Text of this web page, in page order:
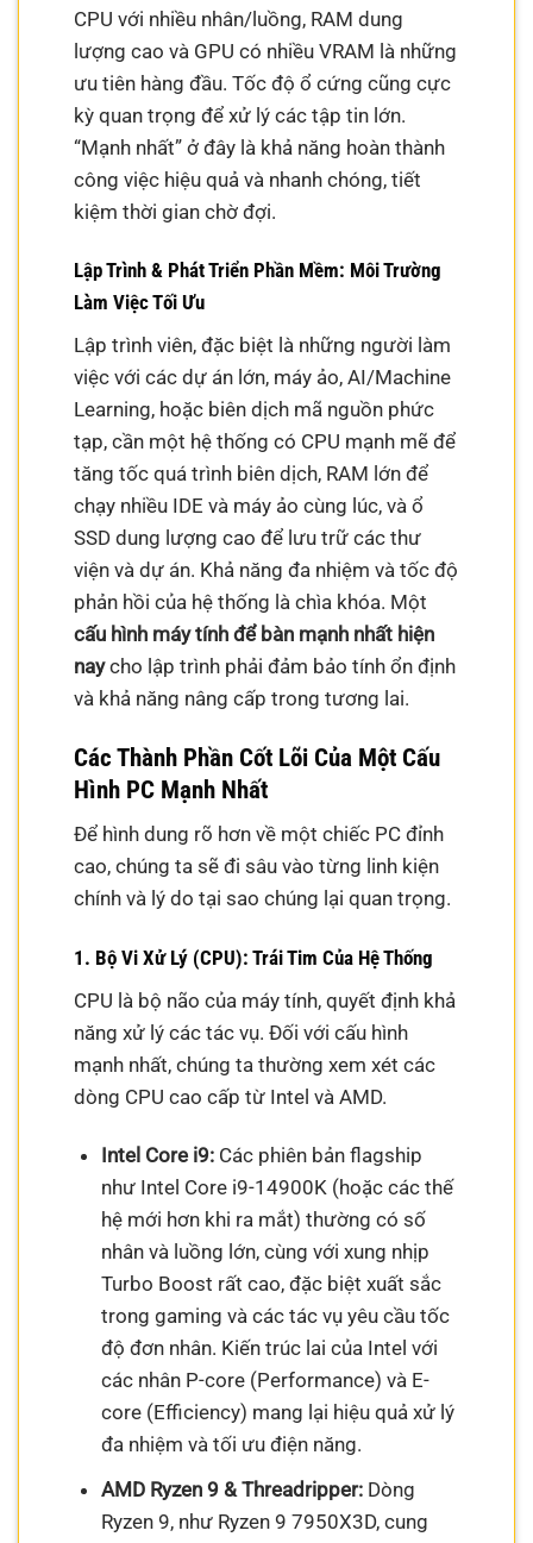
CPU với nhiều nhân/luồng, RAM dung
lượng cao và GPU có nhiều VRAM là những
ưu tiên hàng đầu. Tốc độ ổ cứng cũng cực
kỳ quan trọng để xử lý các tập tin lớn.
“Mạnh nhất” ở đây là khả năng hoàn thành
công việc hiệu quả và nhanh chóng, tiết
kiệm thời gian chờ đợi.
Lập Trình & Phát Triển Phần Mềm: Môi Trường
Làm Việc Tối Ưu
Lập trình viên, đặc biệt là những người làm
việc với các dự án lớn, máy ảo, AI/Machine
Learning, hoặc biên dịch mã nguồn phức
tạp, cần một hệ thống có CPU mạnh mẽ để
tăng tốc quá trình biên dịch, RAM lớn để
chạy nhiều IDE và máy ảo cùng lúc, và ổ
SSD dung lượng cao để lưu trữ các thư
viện và dự án. Khả năng đa nhiệm và tốc độ
phản hồi của hệ thống là chìa khóa. Một
cấu hình máy tính để bàn mạnh nhất hiện
naycho lập trình phải đảm bảo tính ổn định
và khả năng nâng cấp trong tương lai.
Các Thành Phần Cốt Lõi Của Một Cấu
Hình PC Mạnh Nhất
Để hình dung rõ hơn về một chiếc PC đỉnh
cao, chúng ta sẽ đi sâu vào từng linh kiện
chính và lý do tại sao chúng lại quan trọng.
1. Bộ Vi Xử Lý (CPU): Trái Tim Của Hệ Thống
CPU là bộ não của máy tính, quyết định khả
năng xử lý các tác vụ. Đối với cấu hình
mạnh nhất, chúng ta thường xem xét các
dòng CPU cao cấp từ Intel và AMD.
Intel Core i9:Các phiên bản flagship
như Intel Core i9-14900K (hoặc các thế
hệ mới hơn khi ra mắt) thường có số
nhân và luồng lớn, cùng với xung nhịp
Turbo Boost rất cao, đặc biệt xuất sắc
trong gaming và các tác vụ yêu cầu tốc
độ đơn nhân. Kiến trúc lai của Intel với
các nhân P-core (Performance) và E-
core (Efficiency) mang lại hiệu quả xử lý
đa nhiệm và tối ưu điện năng.
AMD Ryzen 9 & Threadripper:Dòng
Ryzen 9, như Ryzen 9 7950X3D, cung